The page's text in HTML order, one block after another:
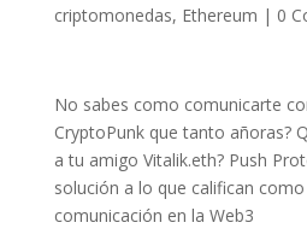
criptomonedas, Ethereum | 0
No sabes como comunicarte
CryptoPunk que tanto añoras?
a tu amigo Vitalik.eth? Push
solución a lo que califican
comunicación en la Web3